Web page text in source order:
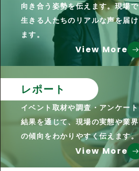
向き合う姿勢を伝えます。現場で
生きる人たちのリアルな声を届け
ます。
View More
レポート
イベント取材や調査・アンケート
結果を通じて、現場の実態や業界
の傾向をわかりやすく伝えます。
View More